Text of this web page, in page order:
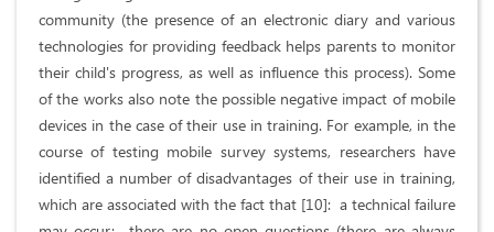
community (the presence of an electronic diary and various
technologies for providing feedback helps parents to monitor
their child's progress, as well as influence this process). Some
of the works also note the possible negative impact of mobile
devices in the case of their use in training. For example, in the
course of testing mobile survey systems, researchers have
identified a number of disadvantages of their use in training,
which are associated with the fact that [10]: a technical failure